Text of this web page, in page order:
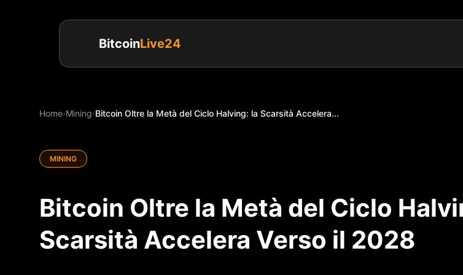
BitcoinLive24
Home›Mining›Bitcoin Oltre la Metà del Ciclo Halving: la Scarsità Accelera...
MINING
Bitcoin Oltre la Metà del Ciclo
Scarsità Accelera Verso il 2028